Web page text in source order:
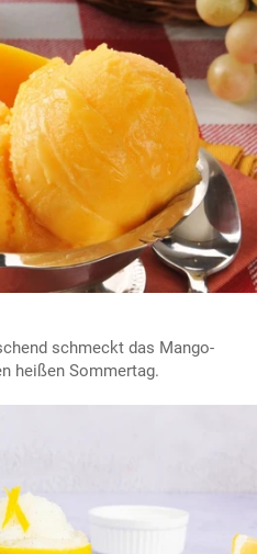
schmeckt das Mango-
heißen Sommertag.